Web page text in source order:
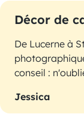
Décor de
De Lucerne à
conseil :
Jessica